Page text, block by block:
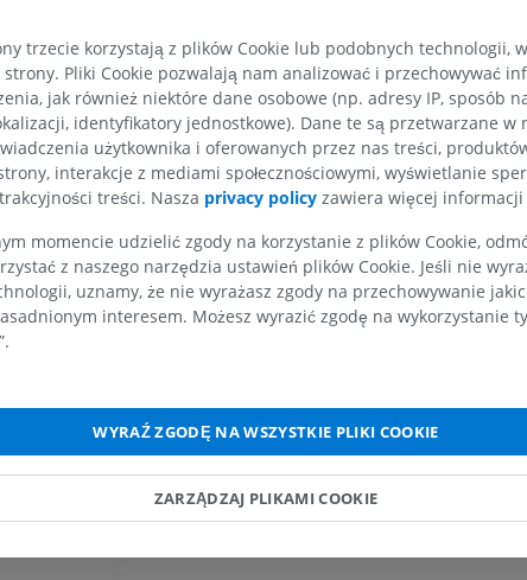
Koń - Palec
RM
PREMIUM
Koń – palec i kopyto
Koń – głowa
Koń – Zęby
Ilustracje
ZA DARMO
trzecie korzystają z plików Cookie lub podobnych technologii,
Pliki Cookie pozwalają nam analizować i przechowywać
jak również niektóre dane osobowe (np. adresy IP, sposób
identyfikatory jednostkowe). Dane te są przetwarzane w
użytkownika i oferowanych przez nas treści,
interakcje z mediami społecznościowymi, wyświetlanie
treści. Nasza privacy policy zawiera więcej informacji
momencie udzielić zgody na korzystanie z plików Cookie,
z naszego narzędzia ustawień plików Cookie. Jeśli nie
uznamy, że nie wyrażasz zgody na przechowywanie
interesem. Możesz wyrazić zgodę na wykorzystanie
WYRAŹ ZGODĘ NA WSZYSTKIE PLIKI COOKIE
ZARZĄDZAJ PLIKAMI COOKIE